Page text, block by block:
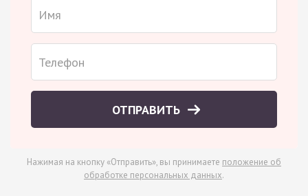
ОТПРАВИТЬ
Нажимая на кнопку «Отправить», вы принимаете положение об
обработке персональных данных.